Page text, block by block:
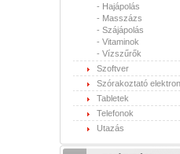
- Hajápolás
- Masszázs
- Szájápolás
- Vitaminok
- Vízszűrők
Szoftver
Szórakoztató
Tabletek
Telefonok
Utazás